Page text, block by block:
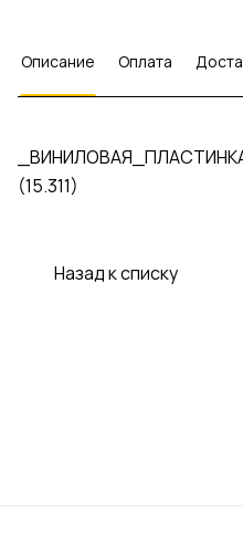
Описание Оплата
(15.311)
Назад к списку